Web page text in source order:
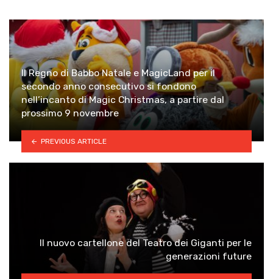
Il Regno di Babbo Natale e MagicLand per il
secondo anno consecutivo si fondono
nell’incanto di Magic Christmas, a partire dal
prossimo 9 novembre
PREVIOUS ARTICLE
Il nuovo cartellone del Teatro dei Giganti per le
generazioni future